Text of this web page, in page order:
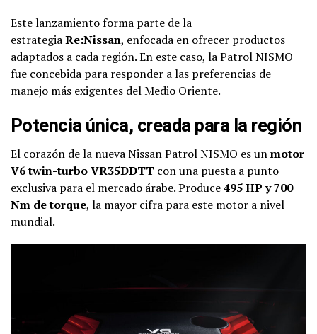
Este lanzamiento forma parte de la
estrategiaRe:Nissan, enfocada en ofrecer productos
adaptados a cada región. En este caso, la Patrol NISMO
fue concebida para responder a las preferencias de
manejo más exigentes del Medio Oriente.
Potencia única, creada para la región
El corazón de la nueva Nissan Patrol NISMO es unmotor
V6 twin-turbo VR35DDTT con una puesta a punto
exclusiva para el mercado árabe. Produce495 HP y 700
Nm de torque, la mayor cifra para este motor a nivel
mundial.